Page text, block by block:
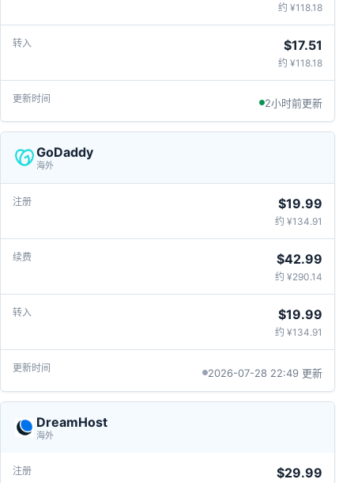
约 ¥118.18
$17.51
约 ¥118.18
2小时前更新
GoDaddy
海外
$19.99
约 ¥134.91
$42.99
约 ¥290.14
$19.99
约 ¥134.91
2026-07-28 22:49 更新
DreamHost
海外
$29.99